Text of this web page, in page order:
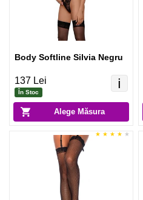
Alege Măsura
ℹ️
Body Softline Silvia Negru
137 Lei
În Stoc